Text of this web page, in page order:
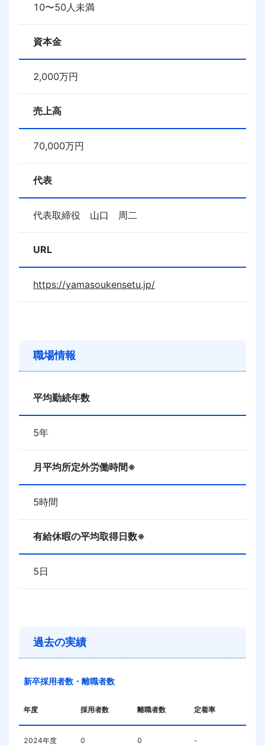
10〜50人未満
資本金
2,000万円
売上高
70,000万円
代表
代表取締役　山口　周二
URL
https://yamasoukensetu.jp/
職場情報
平均勤続年数
5年
月平均所定外労働時間※
5時間
有給休暇の平均取得日数※
5日
過去の実績
新卒採用者数・離職者数
年度 採用者数 離職者数 定着率
2024年度 0 0 -